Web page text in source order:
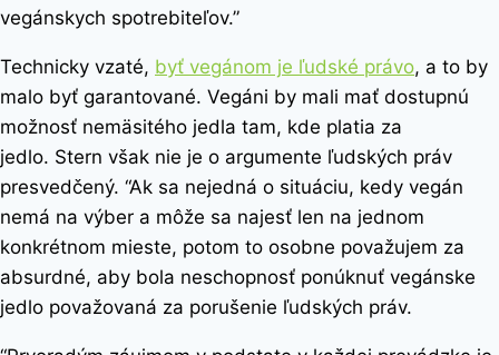
vegánskych spotrebiteľov.”
Technicky vzaté, byť vegánom je ľudské právo, a to by
malo byť garantované. Vegáni by mali mať dostupnú
možnosť nemäsitého jedla tam, kde platia za
jedlo. Stern však nie je o argumente ľudských práv
presvedčený. “Ak sa nejedná o situáciu, kedy vegán
nemá na výber a môže sa najesť len na jednom
konkrétnom mieste, potom to osobne považujem za
absurdné, aby bola neschopnosť ponúknuť vegánske
jedlo považovaná za porušenie ľudských práv.